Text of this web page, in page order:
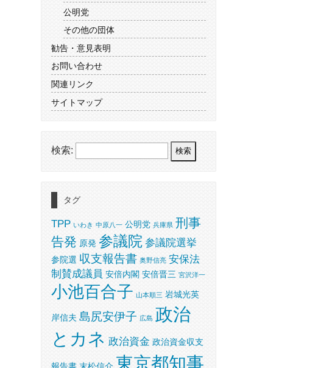
公明党
その他の団体
勧告・意見表明
お問い合わせ
関連リンク
サイトマップ
検索:
タグ
TPP いわき 中原八一 公明党 兵庫県 刑事
告発 原発 参議院 参議院選挙
参院選 収支報告書 奥野信亮 安保法
制賛成議員 安倍内閣 安倍晋三 宮沢洋一
小池百合子 山本順三 岩城光英
岸信夫 島尻安伊子 広島 政治
とカネ 政治資金 政治資金収支
報告書 末松信介 東京都知事